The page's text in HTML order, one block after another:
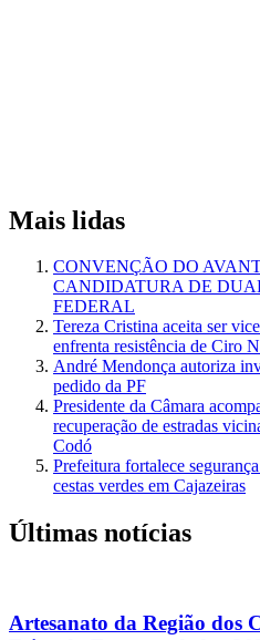
Mais lidas
CONVENÇÃO DO
CANDIDATURA DE
FEDERAL
Tereza Cristina aceita ser
enfrenta resistência de Ciro
André Mendonça autoriza
pedido da PF
Presidente da Câmara
recuperação de estradas
Codó
Prefeitura fortalece
cestas verdes em Cajazeiras
Últimas notícias
Artesanato da Região dos